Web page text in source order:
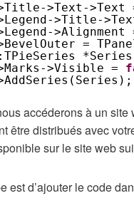
>Text->Text
>Title-
=
>Visible =
accéderons à un
être distribués avec
sur le site web
est d’ajouter le code